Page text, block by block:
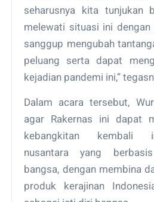
seharusnya kita tunjukan
melewati situasi ini
sanggup mengubah
peluang serta dapat
kejadian pandemi ini,”
Dalam acara tersebut,
agar Rakernas ini dapat
kebangkitan kembali
nusantara yang
bangsa, dengan membina
produk kerajinan